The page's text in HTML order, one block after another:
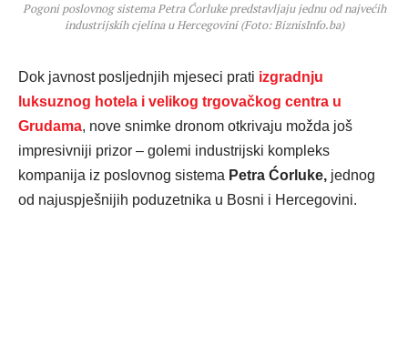
Pogoni poslovnog sistema Petra Ćorluke predstavljaju jednu od najvećih
industrijskih cjelina u Hercegovini (Foto: BiznisInfo.ba)
Dok javnost posljednjih mjeseci prati izgradnju
luksuznog hotela i velikog trgovačkog centra u
Grudama, nove snimke dronom otkrivaju možda još
impresivniji prizor – golemi industrijski kompleks
kompanija iz poslovnog sistema Petra Ćorluke, jednog
od najuspješnijih poduzetnika u Bosni i Hercegovini.